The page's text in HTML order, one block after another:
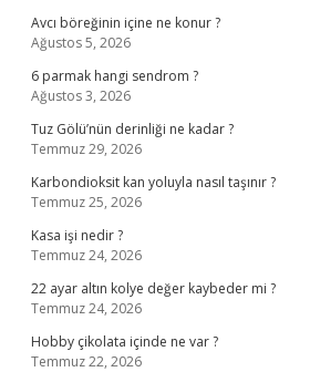
Avcı böreğinin içine ne konur ?
Ağustos 5, 2026
6 parmak hangi sendrom ?
Ağustos 3, 2026
Tuz Gölü’nün derinliği ne kadar ?
Temmuz 29, 2026
Karbondioksit kan yoluyla nasıl taşınır ?
Temmuz 25, 2026
Kasa işi nedir ?
Temmuz 24, 2026
22 ayar altın kolye değer kaybeder mi ?
Temmuz 24, 2026
Hobby çikolata içinde ne var ?
Temmuz 22, 2026